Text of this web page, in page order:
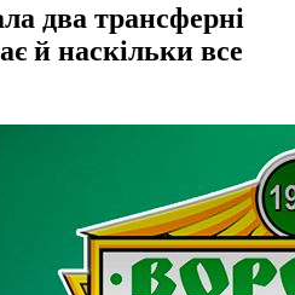
два трансферні
й наскільки все